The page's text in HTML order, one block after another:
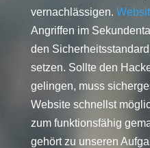
vernachlässigen.
Angriffen im
den
setzen. Sollte den
gelingen, muss
Website schnellst
zum funktionsfähig
gehört zu unseren